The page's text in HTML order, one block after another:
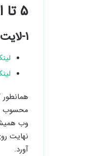
۵ تا از بهترین برنامه های ساخت ویدیو بدون واترمارک
۱-لایت ام وی- LightMV
محسوب
وب
نهایت
آورد.